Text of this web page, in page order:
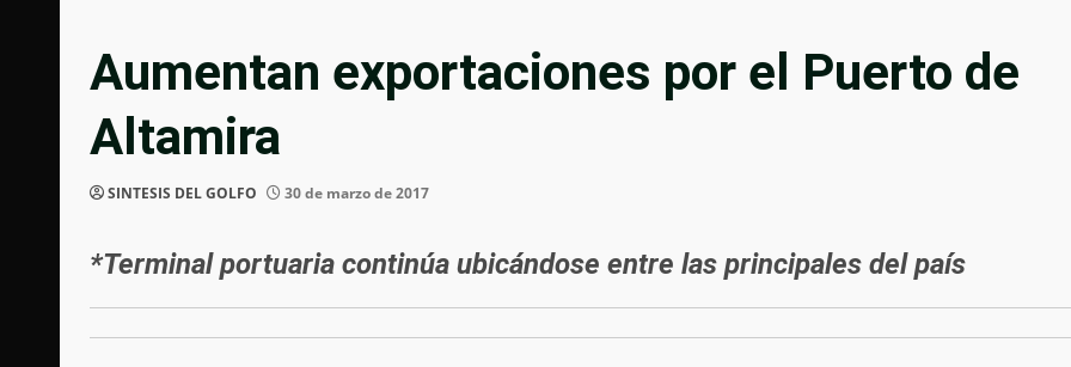
Aumentan exportaciones por el Puerto de
Altamira
SINTESIS DEL GOLFO 30 de marzo de 2017
*Terminal portuaria continúa ubicándose entre las principales del país